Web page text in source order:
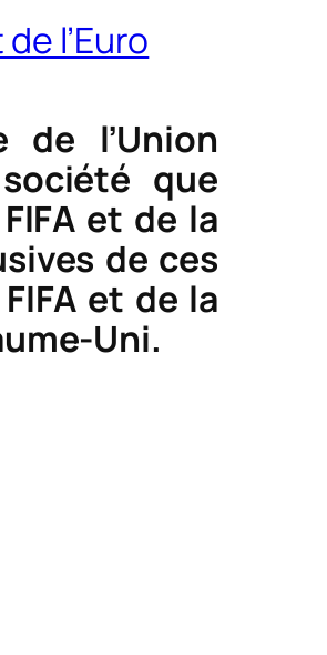
l’Euro
l’Union
que
et de la
de ces
et de la
Uni.